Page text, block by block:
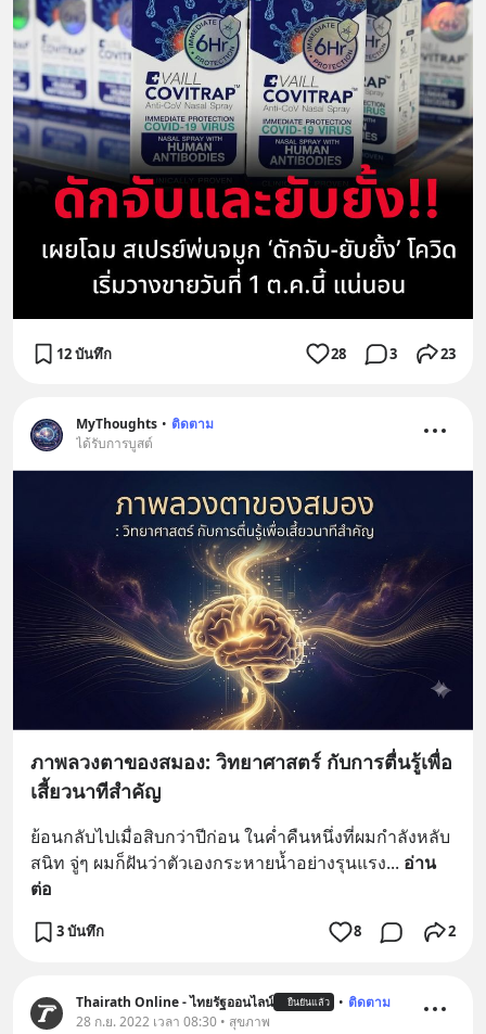
12 บันทึก 28 3 23
MyThoughts • ติดตาม
ได้รับการบูสต์
ภาพลวงตาของสมอง: วิทยาศาสตร์ กับการตื่นรู้เพื่อ
เสี้ยวนาทีสำคัญ
ย้อนกลับไปเมื่อสิบกว่าปีก่อน ในค่ำคืนหนึ่งที่ผมกำลังหลับ
สนิท จู่ๆ ผมก็ฝันว่าตัวเองกระหายน้ำอย่างรุนแรง... อ่าน
ต่อ
3 บันทึก 8 2
Thairath Online - ไทยรัฐออนไลน์ ยืนยันแล้ว • ติดตาม
28 ก.ย. 2022 เวลา 08:30 • สุขภาพ